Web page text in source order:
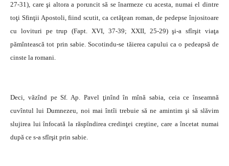
27-31), care şi altora a poruncit să se înarmeze cu acesta, numai el dintre
toţi Sfinţii Apostoli, fiind scutit, ca cetăţean roman, de pedepse înjositoare
cu lovituri pe trup (Fapt. XVI, 37-39; XXII, 25-29) şi-a sfîrşit viaţa
pămîntească tot prin sabie. Socotindu-se tăierea capului ca o pedeapsă de
cinste la romani.
Deci, văzînd pe Sf. Ap. Pavel ţinînd în mînă sabia, ceia ce înseamnă
cuvîntul lui Dumnezeu, noi mai întîi trebuie să ne amintim şi să slăvim
slujirea lui înfocată la răspîndirea credinţei creştine, care a încetat numai
după ce s-a sfîrşit prin sabie.